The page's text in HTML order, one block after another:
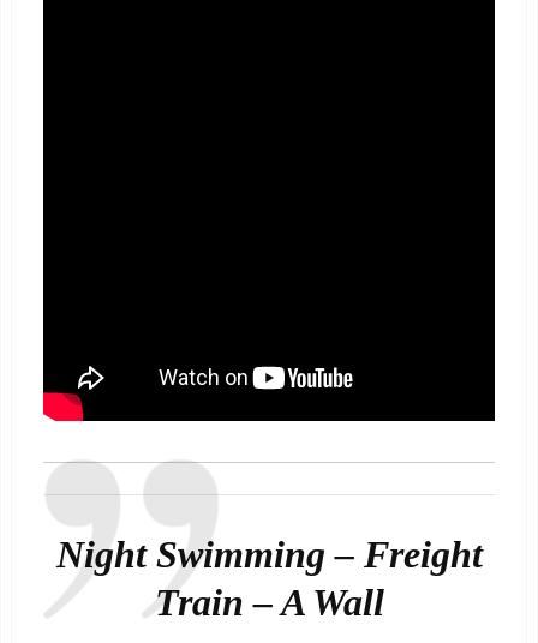
Night Swimming – Freight
Train – A Wall